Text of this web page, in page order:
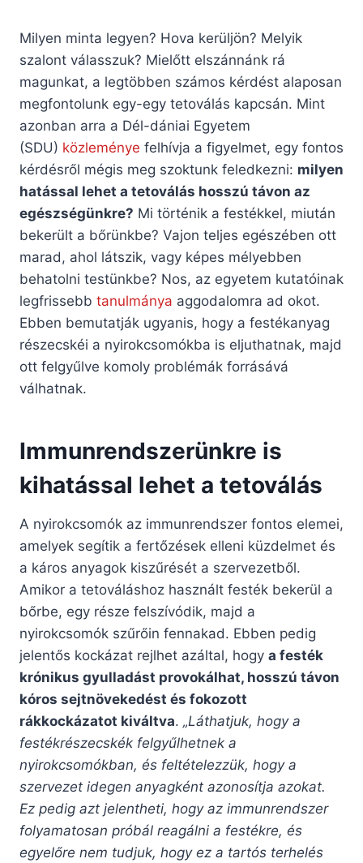
Milyen minta legyen? Hova kerüljön? Melyik
szalont válasszuk? Mielőtt elszánnánk rá
magunkat, a legtöbben számos kérdést alaposan
megfontolunk egy-egy tetoválás kapcsán. Mint
azonban arra a Dél-dániai Egyetem
(SDU) közleménye felhívja a figyelmet, egy fontos
kérdésről mégis meg szoktunk feledkezni: milyen
hatással lehet a tetoválás hosszú távon az
egészségünkre? Mi történik a festékkel, miután
bekerült a bőrünkbe? Vajon teljes egészében ott
marad, ahol látszik, vagy képes mélyebben
behatolni testünkbe? Nos, az egyetem kutatóinak
legfrissebb tanulmánya aggodalomra ad okot.
Ebben bemutatják ugyanis, hogy a festékanyag
részecskéi a nyirokcsomókba is eljuthatnak, majd
ott felgyűlve komoly problémák forrásává
válhatnak.
Immunrendszerünkre is
kihatással lehet a tetoválás
A nyirokcsomók az immunrendszer fontos elemei,
amelyek segítik a fertőzések elleni küzdelmet és
a káros anyagok kiszűrését a szervezetből.
Amikor a tetováláshoz használt festék bekerül a
bőrbe, egy része felszívódik, majd a
nyirokcsomók szűrőin fennakad. Ebben pedig
jelentős kockázat rejlhet azáltal, hogy a festék
krónikus gyulladást provokálhat, hosszú távon
kóros sejtnövekedést és fokozott
rákkockázatot kiváltva. „Láthatjuk, hogy a
festékrészecskék felgyűlhetnek a
nyirokcsomókban, és feltételezzük, hogy a
szervezet idegen anyagként azonosítja azokat.
Ez pedig azt jelentheti, hogy az immunrendszer
folyamatosan próbál reagálni a festékre, és
egyelőre nem tudjuk, hogy ez a tartós terhelés